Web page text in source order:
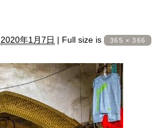
2020年1月7日 | Full size is 365 × 366